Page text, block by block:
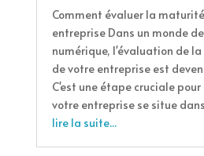
Comment évaluer la
entreprise Dans un monde
numérique, l'évaluation de
de votre entreprise est
C'est une étape cruciale
votre entreprise se situe
lire la suite...